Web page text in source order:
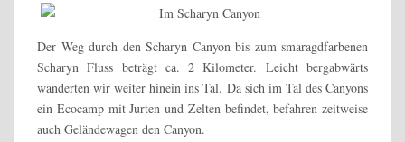
Der Weg durch den Scharyn Canyon bis zum smaragdfarbenen
Scharyn Fluss beträgt ca. 2 Kilometer. Leicht bergabwärts
wanderten wir weiter hinein ins Tal. Da sich im Tal des Canyons
ein Ecocamp mit Jurten und Zelten befindet, befahren zeitweise
auch Geländewagen den Canyon.